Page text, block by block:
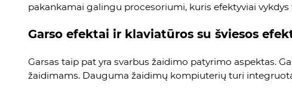
pakankamai galingu procesoriumi, kuris efektyviai
Garso efektai ir klaviatūros su šviesos
Garsas taip pat yra svarbus žaidimo patyrimo aspektas.
žaidimams. Dauguma žaidimų kompiuterių turi